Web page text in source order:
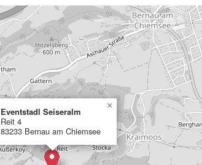
Eventstadl Seiseralm
Reit 4
83233 Bernau am Chiemsee
×